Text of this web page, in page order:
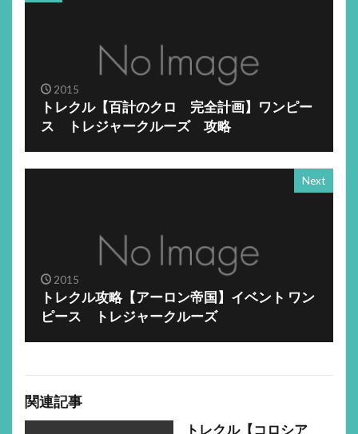
2015
トレクル【百計のクロ 完全計画】ワンピー
ス トレジャークルーズ 攻略
Next
2015
トレクル攻略【アーロン帝国】イベント ワン
ピース トレジャークルーズ
関連記事
トレクル【コロシア